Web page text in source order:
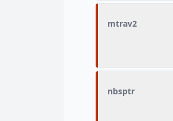
mtrav2
nbsptr